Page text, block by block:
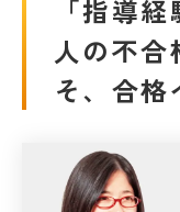
「指導
人の不合
そ、合格